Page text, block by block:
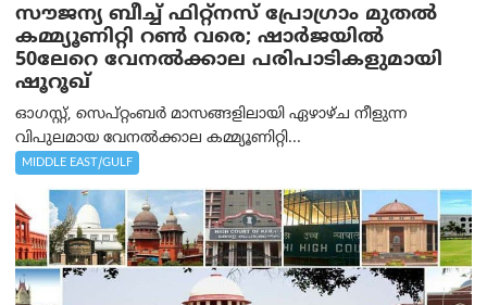
സൗജന്യ ബീച്ച് ഫിറ്റ്നസ് പ്രോ​ഗ്രാം മുതൽ
കമ്മ്യൂണിറ്റി റൺ വരെ; ഷാർജയിൽ
50ലേറെ വേനൽക്കാല പരിപാടികളുമായി
ഷൂറൂഖ്
ഓഗസ്റ്റ്, സെപ്റ്റംബർ മാസങ്ങളിലായി ഏഴാഴ്ച നീളുന്ന
വിപുലമായ വേനൽക്കാല കമ്മ്യൂണിറ്റി...
MIDDLE EAST/GULF